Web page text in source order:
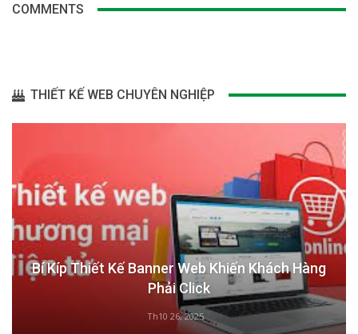
COMMENTS
THIẾT KẾ WEB CHUYÊN NGHIỆP
Bí Kíp Thiết Kế Banner Web Khiến Khách Hàng
Phải Click
Th10 26, 2025